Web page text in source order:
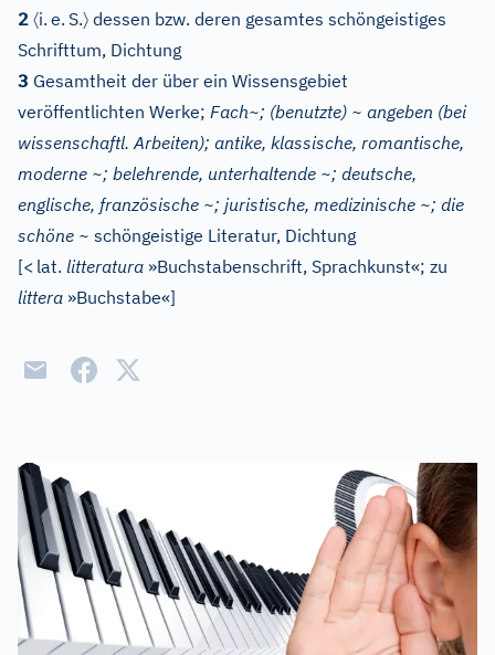
2 〈i. e. S.〉 dessen bzw. deren gesamtes schöngeistiges
Schrifttum, Dichtung
3 Gesamtheit der über ein Wissensgebiet
veröffentlichten Werke; Fach~; (benutzte) ~ angeben (bei
wissenschaftl. Arbeiten); antike, klassische, romantische,
moderne ~; belehrende, unterhaltende ~; deutsche,
englische, französische ~; juristische, medizinische ~; die
schöne ~ schöngeistige Literatur, Dichtung
[< lat. litteratura »Buchstabenschrift, Sprachkunst«; zu
littera »Buchstabe«]